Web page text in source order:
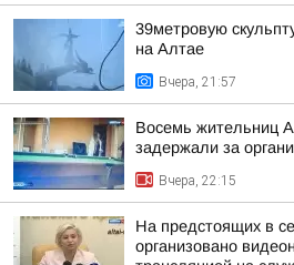
39метровую
на Алтае
Вчера, 21:57
Восемь жительниц
задержали за
Вчера, 22:15
На предстоящих в
организовано